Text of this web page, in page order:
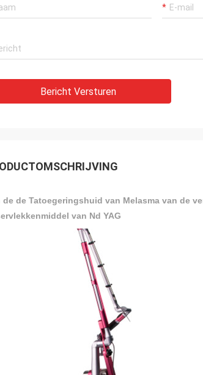
Bericht Versturen
de de Tatoegeringshuid van Melasma van de
van Nd YAG